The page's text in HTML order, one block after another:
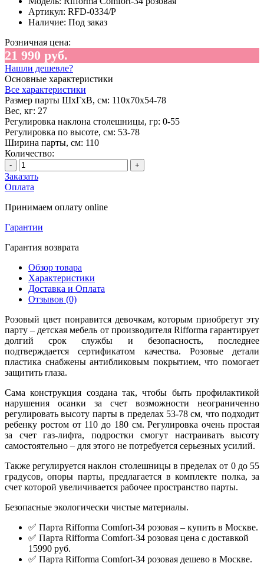
Артикул: RFD-0334/P
Наличие: Под заказ
Розничная цена:
21 990 руб.
Нашли дешевле?
Основные характеристики
Все характеристики
Размер парты ШхГхВ, см: 110х70х54-78
Вес, кг: 27
Регулировка наклона столешницы, гр: 0-55
Регулировка по высоте, см: 53-78
Ширина парты, см: 110
Количество:
- +
Заказать
Оплата
Принимаем оплату online
Гарантии
Гарантия возврата
Обзор товара
Характеристики
Доставка и Оплата
Отзывов (0)
Розовый цвет понравится девочкам, которым приобретут эту
парту – детская мебель от производителя Rifforma гарантирует
долгий срок службы и безопасность, последнее
подтверждается сертификатом качества. Розовые детали
пластика снабжены антибликовым покрытием, что помогает
защитить глаза.
Сама конструкция создана так, чтобы быть профилактикой
нарушения осанки за счет возможности неограниченно
регулировать высоту парты в пределах 53-78 см, что подходит
ребенку ростом от 110 до 180 см. Регулировка очень простая
за счет газ-лифта, подростки смогут настраивать высоту
самостоятельно – для этого не потребуется серьезных усилий.
Также регулируется наклон столешницы в пределах от 0 до 55
градусов, опоры парты, предлагается в комплекте полка, за
счет которой увеличивается рабочее пространство парты.
Безопасные экологически чистые материалы.
✅ Парта Rifforma Comfort-34 розовая – купить в Москве.
✅ Парта Rifforma Comfort-34 розовая цена с доставкой
15990 руб.
✅ Парта Rifforma Comfort-34 розовая дешево в Москве.